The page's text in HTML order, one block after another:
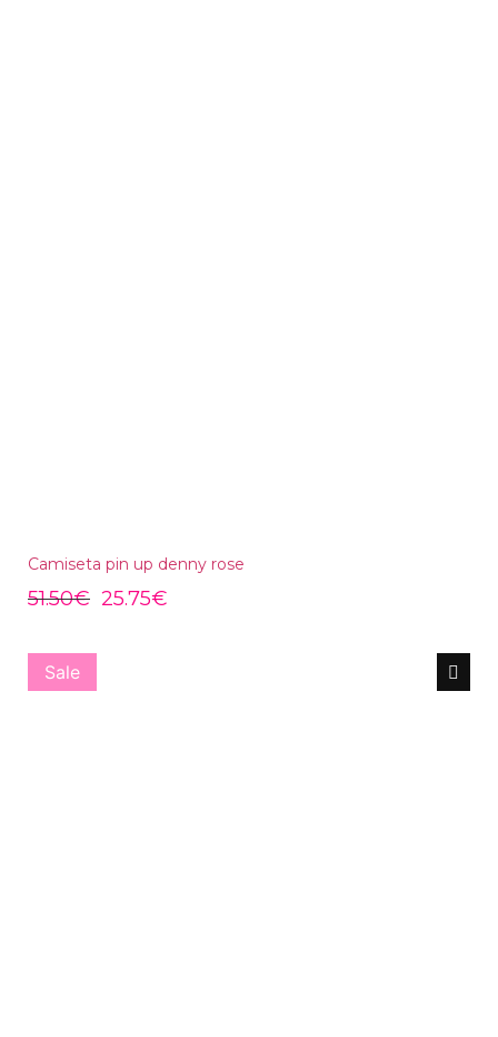
Camiseta pin up denny rose
51.50€ 25.75€
Sale